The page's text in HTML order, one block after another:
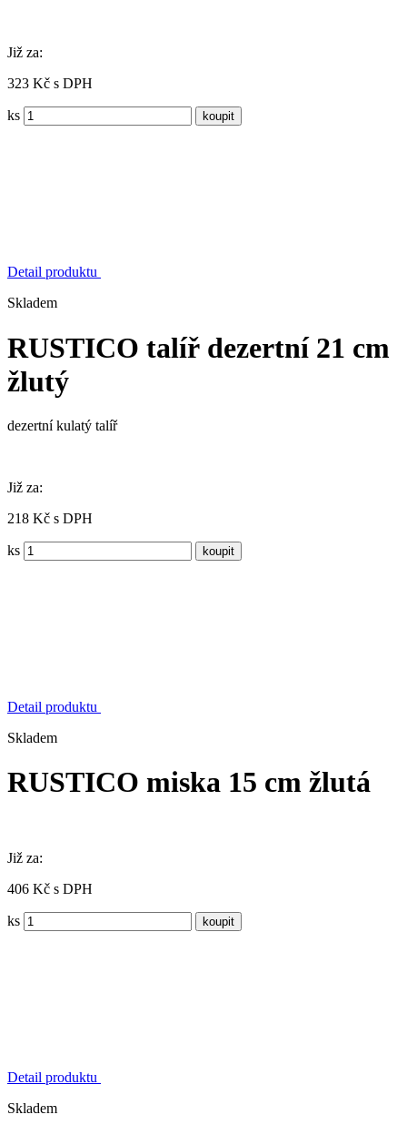
Již za:
323 Kč s DPH
ks
Detail produktu
Skladem
RUSTICO talíř dezertní 21 cm
žlutý
dezertní kulatý talíř
Již za:
218 Kč s DPH
ks
Detail produktu
Skladem
RUSTICO miska 15 cm žlutá
Již za:
406 Kč s DPH
ks
Detail produktu
Skladem